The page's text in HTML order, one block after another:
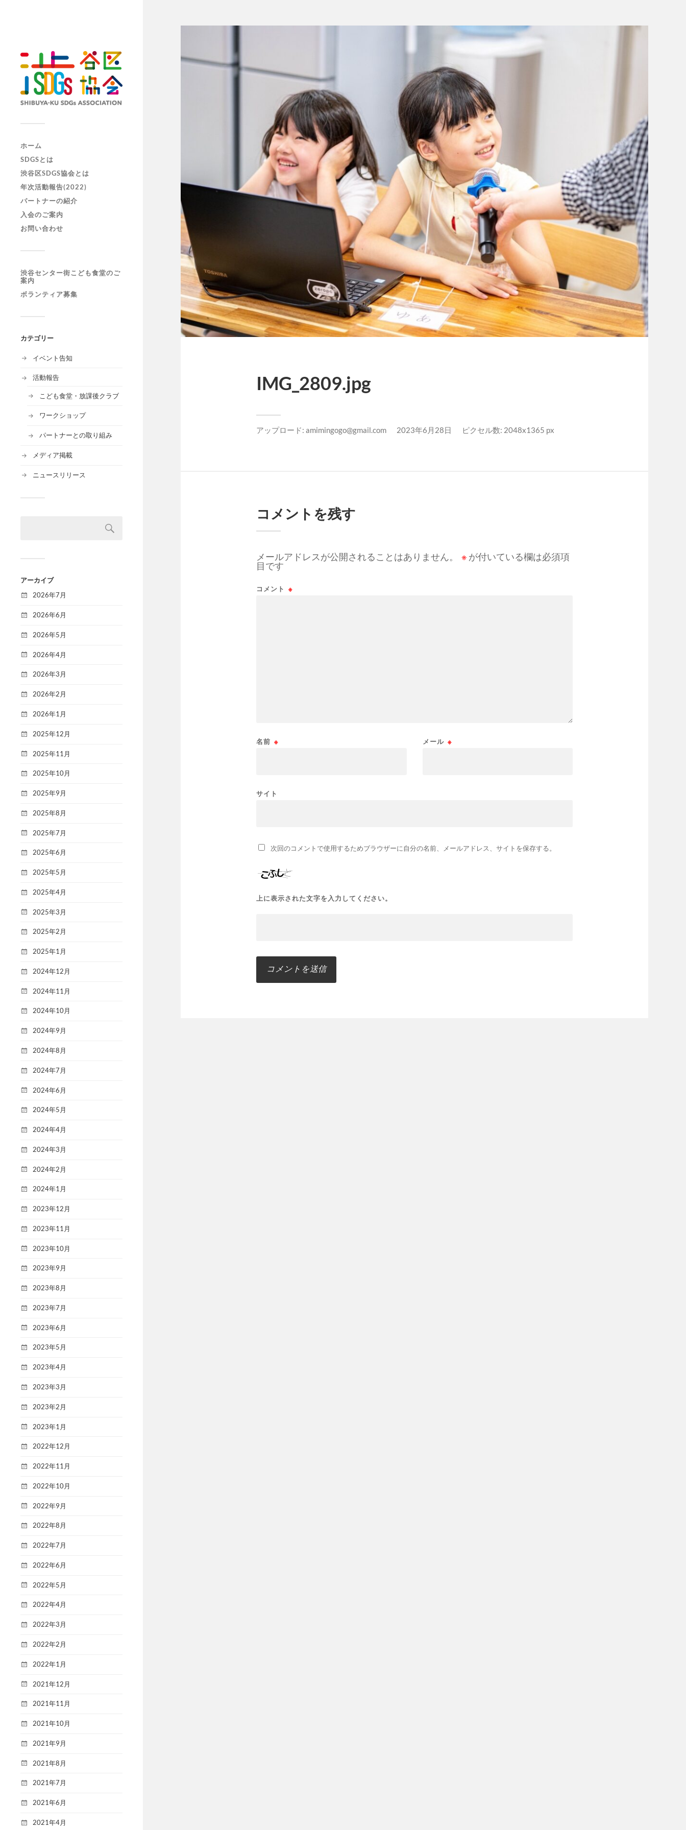
ホーム
SDGSとは
渋谷区SDGS協会とは
年次活動報告(2022)
パートナーの紹介
入会のご案内
お問い合わせ
渋谷センター街こども食堂のご
案内
ボランティア募集
カテゴリー
イベント告知
活動報告
こども食堂・放課後クラブ
ワークショップ
パートナーとの取り組み
メディア掲載
ニュースリリース
アーカイブ
2026年7月
2026年6月
2026年5月
2026年4月
2026年3月
2026年2月
2026年1月
2025年12月
2025年11月
2025年10月
2025年9月
2025年8月
2025年7月
2025年6月
2025年5月
2025年4月
2025年3月
2025年2月
2025年1月
2024年12月
2024年11月
2024年10月
2024年9月
2024年8月
2024年7月
2024年6月
2024年5月
2024年4月
2024年3月
2024年2月
2024年1月
2023年12月
2023年11月
2023年10月
2023年9月
2023年8月
2023年7月
2023年6月
2023年5月
2023年4月
2023年3月
2023年2月
2023年1月
2022年12月
2022年11月
2022年10月
2022年9月
2022年8月
2022年7月
2022年6月
2022年5月
2022年4月
2022年3月
2022年2月
2022年1月
2021年12月
2021年11月
2021年10月
2021年9月
2021年8月
2021年7月
2021年6月
2021年4月
IMG_2809.jpg
アップロード: amimingogo@gmail.com 2023年6月28日 ピクセル数: 2048x1365 px
コメントを残す
メールアドレスが公開されることはありません。 ※ が付いている欄は必須項
目です
コメント ※
名前 ※ メール ※
サイト
次回のコメントで使用するためブラウザーに自分の名前、メールアドレス、サイトを保存する。
上に表示された文字を入力してください。